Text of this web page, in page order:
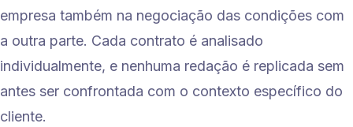
empresa também na negociação das condições com
a outra parte. Cada contrato é analisado
individualmente, e nenhuma redação é replicada sem
antes ser confrontada com o contexto específico do
cliente.